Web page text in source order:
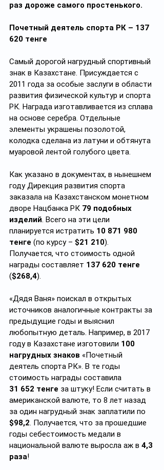
раз дороже самого простенького.
Почетный деятель спорта РК – 137
620 тенге
Самый дорогой нагрудный спортивный
знак в Казахстане. Присуждается с
2011 года за особые заслуги в области
развития физической культур и спорта
РК. Награда изготавливается из сплава
на основе серебра. Отдельные
элементы украшены позолотой,
колодка сделана из латуни и обтянута
муаровой лентой голубого цвета.
Как указано в документах, в нынешнем
году Дирекция развития спорта
заказала на Казахстанском монетном
дворе Нацбанка РК 79 подобных
изделий. Всего на эти цели
планируется истратить 10 871 980
тенге (по курсу – $21 210).
Получается, что стоимость одной
награды составляет 137 620 тенге
($268,4).
«Дядя Ваня» поискал в открытых
источников аналогичные контракты за
предыдущие годы и выяснил
любопытную деталь. Например, в 2017
году в Казахстане изготовили 100
нагрудных знаков «Почетный
деятель спорта РК». В те годы
стоимость награды составила
31 652 тенге за штуку! Если считать в
американской валюте, то 8 лет назад
за один нагрудный знак заплатили по
$98,2. Получается, что за прошедшие
годы себестоимость медали в
национальной валюте выросла аж в 4,3
раза!